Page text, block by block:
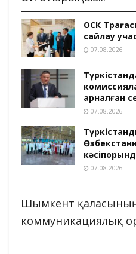
ОСК
сайлау
07.08.2026
арналған
07.08.2026
07.08.2026
Шымкент
коммуникациялық